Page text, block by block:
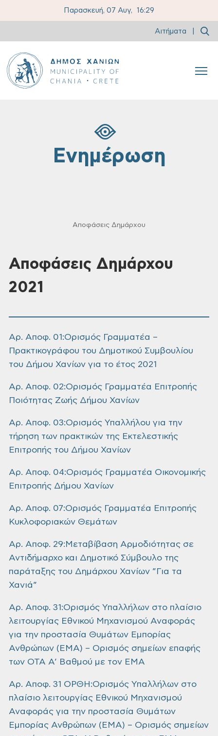
Παρασκευή, 07 Αυγ, 16:29
Αιτήματα
Ενημέρωση
Αποφάσεις Δημάρχου
Αποφάσεις Δημάρχου
2021
Αρ. Αποφ. 01:Ορισμός Γραμματέα –
Πρακτικογράφου του Δημοτικού Συμβουλίου
του Δήμου Χανίων για το έτος 2021
Αρ. Αποφ. 02:Ορισμός Γραμματέα Επιτροπής
Ποιότητας Ζωής Δήμου Χανίων
Αρ. Αποφ. 03:Ορισμός Υπαλλήλου για την
τήρηση των πρακτικών της Εκτελεστικής
Επιτροπής του Δήμου Χανίων
Αρ. Αποφ. 04:Ορισμός Γραμματέα Οικονομικής
Επιτροπής Δήμου Χανίων
Αρ. Αποφ. 07:Ορισμός Γραμματέα Επιτροπής
Κυκλοφοριακών Θεμάτων
Αρ. Αποφ. 29:Μεταβίβαση Αρμοδιότητας σε
Αντιδήμαρχο και Δημοτικό Σύμβουλο της
παράταξης του Δημάρχου Χανίων ”Για τα
Χανιά”
Αρ. Αποφ. 31:Ορισμός Υπαλλήλων στο πλαίσιο
λειτουργίας Εθνικού Μηχανισμού Αναφοράς
για την προστασία Θυμάτων Εμπορίας
Ανθρώπων (ΕΜΑ) – Ορισμός σημείων επαφής
των ΟΤΑ Α’ Βαθμού με τον ΕΜΑ
Αρ. Αποφ. 31 ΟΡΘΗ:Ορισμός Υπαλλήλων στο
πλαίσιο λειτουργίας Εθνικού Μηχανισμού
Αναφοράς για την προστασία Θυμάτων
Εμπορίας Ανθρώπων (ΕΜΑ) – Ορισμός σημείων